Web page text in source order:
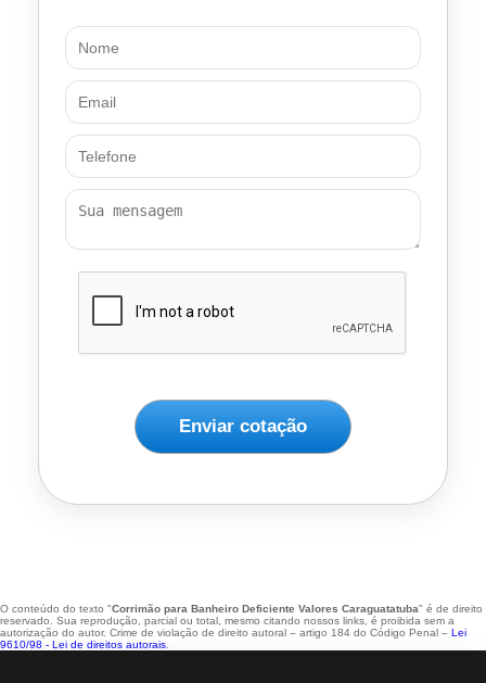
Enviar cotação
O conteúdo do texto "Corrimão para Banheiro Deficiente Valores Caraguatatuba" é de direito
reservado. Sua reprodução, parcial ou total, mesmo citando nossos links, é proibida sem a
autorização do autor. Crime de violação de direito autoral – artigo 184 do Código Penal – Lei
9610/98 - Lei de direitos autorais